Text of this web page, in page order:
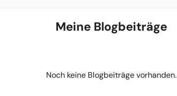
Meine Blogbeiträge
Noch keine Blogbeiträge vorhanden.